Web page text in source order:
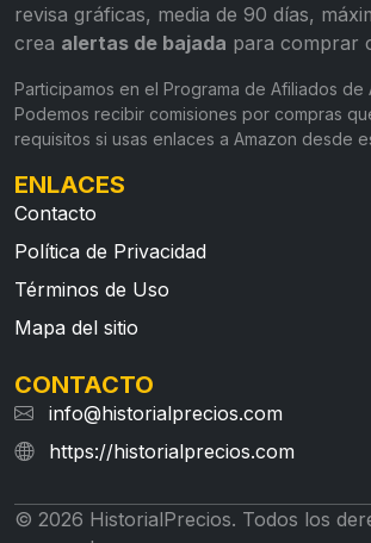
revisa gráficas, media de 90 días,
crea alertas de bajada para comprar
Participamos en el Programa de Afiliados de
Podemos recibir comisiones por compras
requisitos si usas enlaces a Amazon desde
ENLACES
Contacto
Política de Privacidad
Términos de Uso
Mapa del sitio
CONTACTO
info@historialprecios.com
https://historialprecios.com
© 2026 HistorialPrecios. Todos los